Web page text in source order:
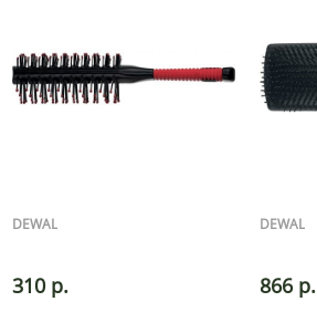
DEWAL
310 р.
DEWAL
866 р.